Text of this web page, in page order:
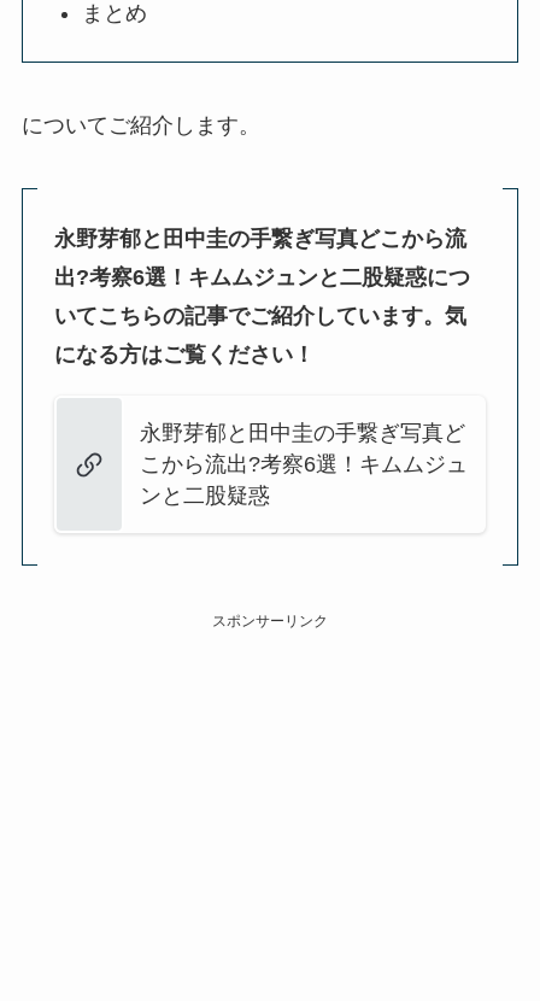
まとめ
についてご紹介します。
永野芽郁と田中圭の手繋ぎ写真どこから流
出?考察6選！キムムジュンと二股疑惑につ
いてこちらの記事でご紹介しています。気
になる方はご覧ください！
永野芽郁と田中圭の手繋ぎ写真ど
こから流出?考察6選！キムムジュ
ンと二股疑惑
スポンサーリンク